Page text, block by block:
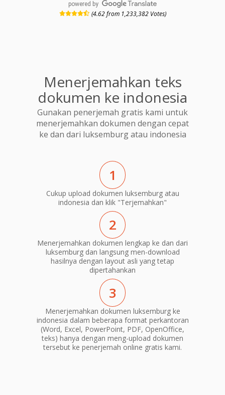
powered by
(4.62 from 1,233,382 Votes)
Menerjemahkan teks
dokumen ke indonesia
Gunakan penerjemah gratis kami untuk
menerjemahkan dokumen dengan cepat
ke dan dari luksemburg atau indonesia
1
Cukup upload dokumen luksemburg atau
indonesia dan klik "Terjemahkan"
2
Menerjemahkan dokumen lengkap ke dan dari
luksemburg dan langsung men-download
hasilnya dengan layout asli yang tetap
dipertahankan
3
Menerjemahkan dokumen luksemburg ke
indonesia dalam beberapa format perkantoran
(Word, Excel, PowerPoint, PDF, OpenOffice,
teks) hanya dengan meng-upload dokumen
tersebut ke penerjemah online gratis kami.